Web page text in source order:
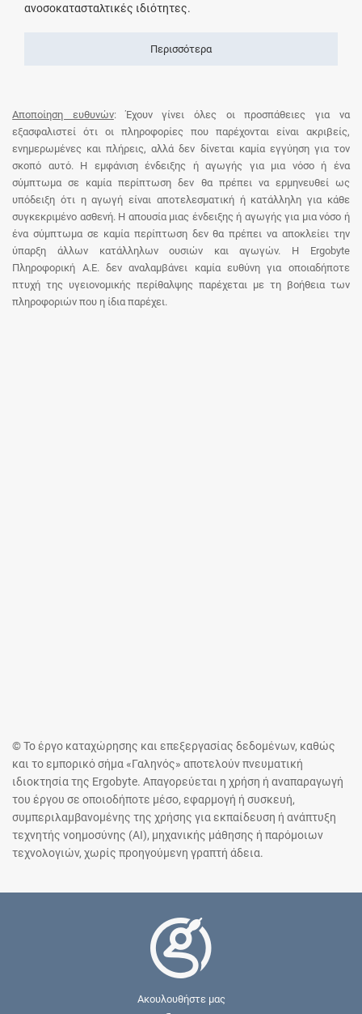
ανοσοκατασταλτικές ιδιότητες.
Περισσότερα
Αποποίηση ευθυνών: Έχουν γίνει όλες οι προσπάθειες για να
εξασφαλιστεί ότι οι πληροφορίες που παρέχονται είναι ακριβείς,
ενημερωμένες και πλήρεις, αλλά δεν δίνεται καμία εγγύηση για τον
σκοπό αυτό. Η εμφάνιση ένδειξης ή αγωγής για μια νόσο ή ένα
σύμπτωμα σε καμία περίπτωση δεν θα πρέπει να ερμηνευθεί ως
υπόδειξη ότι η αγωγή είναι αποτελεσματική ή κατάλληλη για κάθε
συγκεκριμένο ασθενή. Η απουσία μιας ένδειξης ή αγωγής για μια νόσο ή
ένα σύμπτωμα σε καμία περίπτωση δεν θα πρέπει να αποκλείει την
ύπαρξη άλλων κατάλληλων ουσιών και αγωγών. Η Ergobyte
Πληροφορική Α.Ε. δεν αναλαμβάνει καμία ευθύνη για οποιαδήποτε
πτυχή της υγειονομικής περίθαλψης παρέχεται με τη βοήθεια των
πληροφοριών που η ίδια παρέχει.
© Το έργο καταχώρησης και επεξεργασίας δεδομένων, καθώς
και το εμπορικό σήμα «Γαληνός» αποτελούν πνευματική
ιδιοκτησία της Ergobyte. Απαγορεύεται η χρήση ή αναπαραγωγή
του έργου σε οποιοδήποτε μέσο, εφαρμογή ή συσκευή,
συμπεριλαμβανομένης της χρήσης για εκπαίδευση ή ανάπτυξη
τεχνητής νοημοσύνης (AI), μηχανικής μάθησης ή παρόμοιων
τεχνολογιών, χωρίς προηγούμενη γραπτή άδεια.
Ακουλουθήστε μας